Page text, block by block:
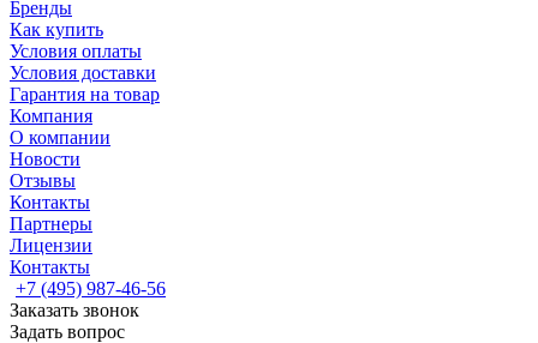
Бренды
Как купить
Условия оплаты
Условия доставки
Гарантия на товар
Компания
О компании
Новости
Отзывы
Контакты
Партнеры
Лицензии
Контакты
+7 (495) 987-46-56
Заказать звонок
Задать вопрос